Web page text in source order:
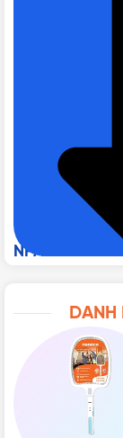
Liên hệ mua
PVC hỗ trợ
được dùng để
mạng lưới ống
tạo thành các
Thông số kỹ
NPA68161
Đường kính:
Đóng gói: 60
Màu sắc: Trắng
Kiểu dáng: tròn
Xuất xứ: Việt